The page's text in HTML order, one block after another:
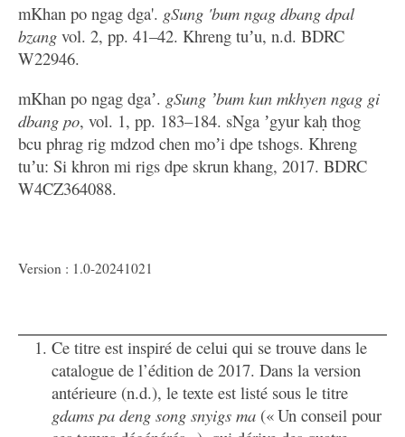
mKhan po ngag dga'. gSung 'bum ngag dbang dpal
bzang vol. 2, pp. 41–42. Khreng tuʼu, n.d. BDRC
W22946.
mKhan po ngag dgaʼ. gSung ʼbum kun mkhyen ngag gi
dbang po, vol. 1, pp. 183–184. sNga ʼgyur kaḥ thog
bcu phrag rig mdzod chen moʼi dpe tshogs. Khreng
tuʼu: Si khron mi rigs dpe skrun khang, 2017. BDRC
W4CZ364088.
Version : 1.0-20241021
Ce titre est inspiré de celui qui se trouve dans le
catalogue de l’édition de 2017. Dans la version
antérieure (n.d.), le texte est listé sous le titre
gdams pa deng song snyigs ma (« Un conseil pour